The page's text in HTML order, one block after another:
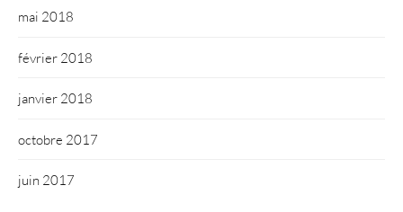
mai 2018
février 2018
janvier 2018
octobre 2017
juin 2017